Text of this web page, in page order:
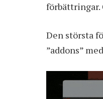
förbättringar.
Den största
”addons”